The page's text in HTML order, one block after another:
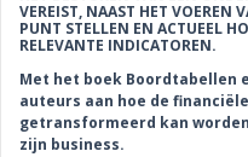
VEREIST, NAAST HET VOEREN
PUNT STELLEN EN ACTUEEL
RELEVANTE INDICATOREN.
Met het boek Boordtabellen
auteurs aan hoe de
getransformeerd kan
zijn business.